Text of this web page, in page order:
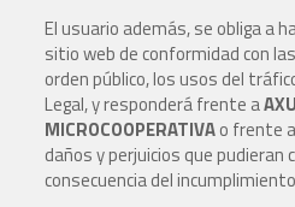
El usuario además, se obliga a
sitio web de conformidad con
orden público, los usos del
Legal, y responderá frente a
MICROCOOPERATIVAo frente
daños y perjuicios que pudieran
consecuencia del